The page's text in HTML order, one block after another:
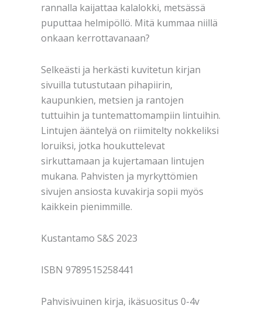
rannalla kaijattaa kalalokki, metsässä
puputtaa helmipöllö. Mitä kummaa niillä
onkaan kerrottavanaan?
Selkeästi ja herkästi kuvitetun kirjan
sivuilla tutustutaan pihapiirin,
kaupunkien, metsien ja rantojen
tuttuihin ja tuntemattomampiin lintuihin.
Lintujen ääntelyä on riimitelty nokkeliksi
loruiksi, jotka houkuttelevat
sirkuttamaan ja kujertamaan lintujen
mukana. Pahvisten ja myrkyttömien
sivujen ansiosta kuvakirja sopii myös
kaikkein pienimmille.
Kustantamo S&S 2023
ISBN 9789515258441
Pahvisivuinen kirja, ikäsuositus 0-4v